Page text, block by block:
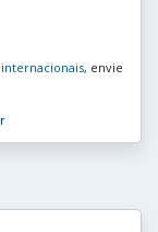
, envie